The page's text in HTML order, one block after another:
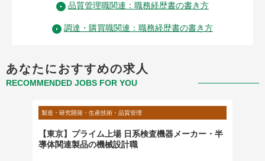
品質管理職関連：職務経歴書の書き方
調達・購買職関連：職務経歴書の書き方
あなたにおすすめの求人
RECOMMENDED JOBS FOR YOU
製造・研究開発・生産技術・品質管理
【東京】プライム上場 日系検査機器メーカー・半
導体関連製品の機械設計職